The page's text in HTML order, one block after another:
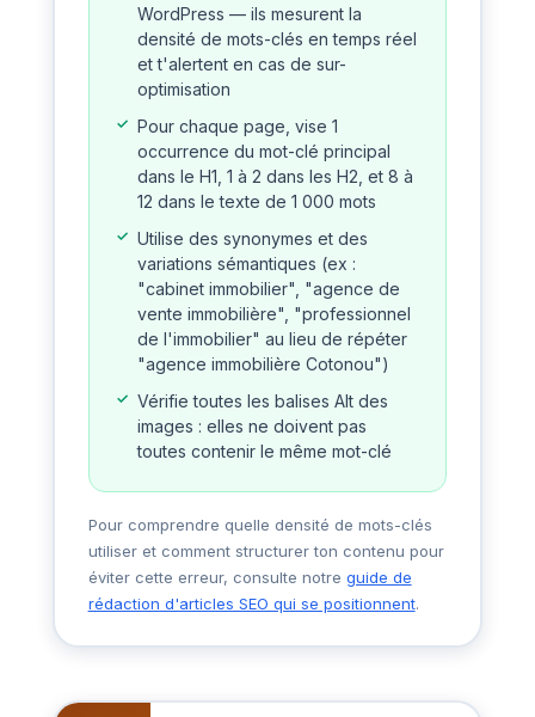
WordPress — ils mesurent la
densité de mots-clés en temps réel
et t'alertent en cas de sur-
optimisation
Pour chaque page, vise 1
occurrence du mot-clé principal
dans le H1, 1 à 2 dans les H2, et 8 à
12 dans le texte de 1 000 mots
Utilise des synonymes et des
variations sémantiques (ex :
"cabinet immobilier", "agence de
vente immobilière", "professionnel
de l'immobilier" au lieu de répéter
"agence immobilière Cotonou")
Vérifie toutes les balises Alt des
images : elles ne doivent pas
toutes contenir le même mot-clé
Pour comprendre quelle densité de mots-clés
utiliser et comment structurer ton contenu pour
éviter cette erreur, consulte notre guide de
rédaction d'articles SEO qui se positionnent.